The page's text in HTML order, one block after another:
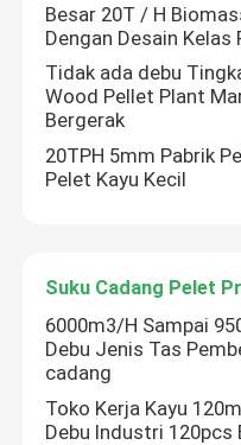
Besar 20T / H
Dengan Desain
Tidak ada debu
Wood Pellet Plant
Bergerak
20TPH 5mm Pabrik
Pelet Kayu Kecil
Suku Cadang Pelet
6000m3/H Sampai
Debu Jenis Tas
cadang
Toko Kerja Kayu
Debu Industri